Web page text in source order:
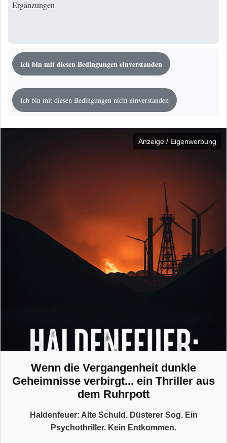
Ergänzungen
Anzeige / Eigenwerbung
Wenn die Vergangenheit dunkle
Geheimnisse verbirgt... ein Thriller aus
dem Ruhrpott
Haldenfeuer: Alte Schuld. Düsterer Sog. Ein
Psychothriller. Kein Entkommen.